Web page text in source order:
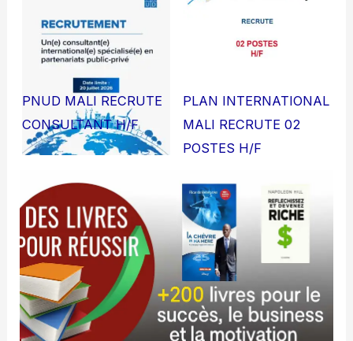
PNUD MALI RECRUTE
CONSULTANT H/F
PLAN INTERNATIONAL
MALI RECRUTE 02
POSTES H/F